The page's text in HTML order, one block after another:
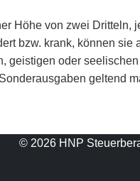
Höhe von zwei
bzw. krank, können
geistigen oder
geltend
© 2026 HNP